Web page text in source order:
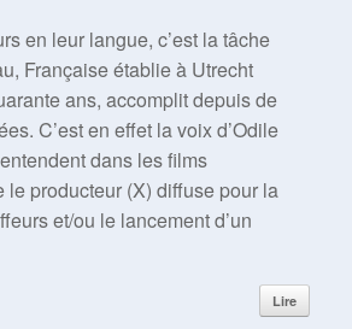
en leur langue, c’est la tâche
Française établie à Utrecht
ans, accomplit depuis de
C’est en effet la voix d’Odile
dans les films
le producteur (X) diffuse pour la
et/ou le lancement d’un
Lire